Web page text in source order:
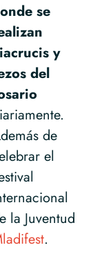
se
y
del
de
el
la Juventud
.